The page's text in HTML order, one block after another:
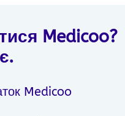
Medicoo?
Medicoo